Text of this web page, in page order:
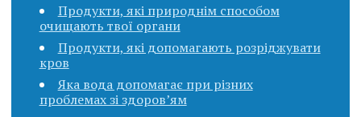
Продукти, які природнім способом
очищають твої органи
Продукти, які допомагають розріджувати
кров
Яка вода допомагає при різних
проблемах зі здоров’ям